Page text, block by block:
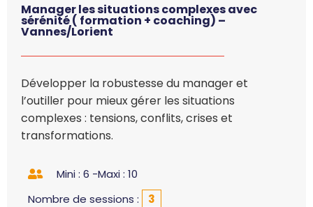
Manager les situations complexes avec
sérénité ( formation + coaching) –
Vannes/Lorient
Développer la robustesse du manager et
l’outiller pour mieux gérer les situations
complexes : tensions, conflits, crises et
transformations.
Mini : 6 -Maxi : 10
Nombre de sessions :
3